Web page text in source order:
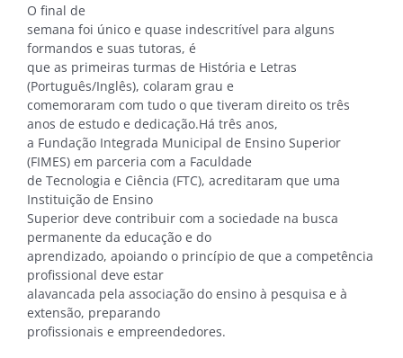
O final de
semana foi único e quase indescritível para alguns
formandos e suas tutoras, é
que as primeiras turmas de História e Letras
(Português/Inglês), colaram grau e
comemoraram com tudo o que tiveram direito os três
anos de estudo e dedicação.Há três anos,
a Fundação Integrada Municipal de Ensino Superior
(FIMES) em parceria com a Faculdade
de Tecnologia e Ciência (FTC), acreditaram que uma
Instituição de Ensino
Superior deve contribuir com a sociedade na busca
permanente da educação e do
aprendizado, apoiando o princípio de que a competência
profissional deve estar
alavancada pela associação do ensino à pesquisa e à
extensão, preparando
profissionais e empreendedores.